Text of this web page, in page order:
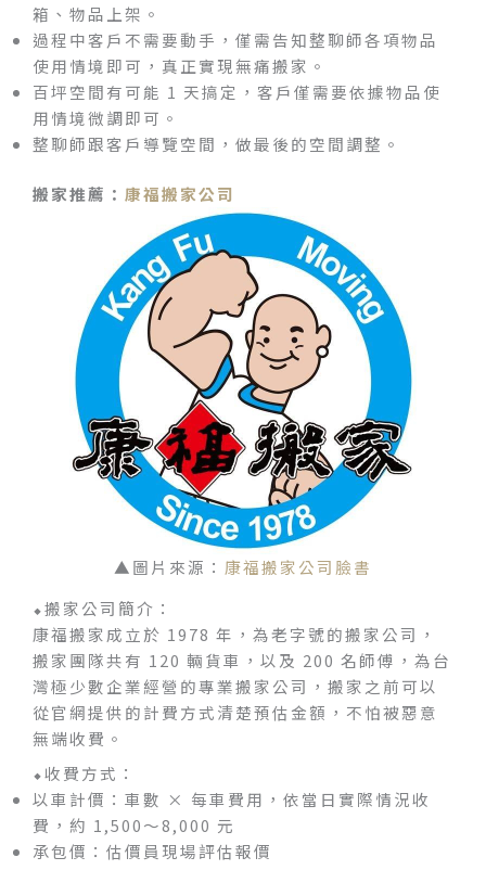
箱、物品上架。
過程中客戶不需要動手，僅需告知整聊師各項物品
使用情境即可，真正實現無痛搬家。
百坪空間有可能 1 天搞定，客戶僅需要依據物品使
用情境微調即可。
整聊師跟客戶導覽空間，做最後的空間調整。
搬家推薦： 康福搬家公司
▲圖片來源： 康福搬家公司臉書
⬥搬家公司簡介：
康福搬家成立於 1978 年，為老字號的搬家公司，
搬家團隊共有 120 輛貨車，以及 200 名師傅，為台
灣極少數企業經營的專業搬家公司，搬家之前可以
從官網提供的計費方式清楚預估金額，不怕被惡意
無端收費。
⬥收費方式：
以車計價：車數 × 每車費用，依當日實際情況收
費，約 1,500～8,000 元
承包價：估價員現場評估報價